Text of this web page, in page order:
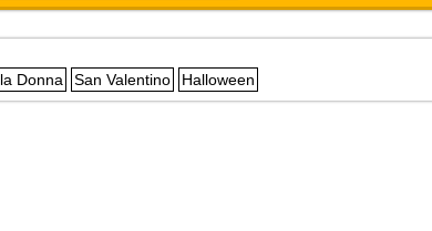
Donna San Valentino Halloween